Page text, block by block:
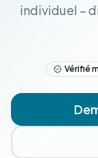
individuel –
Vérifié